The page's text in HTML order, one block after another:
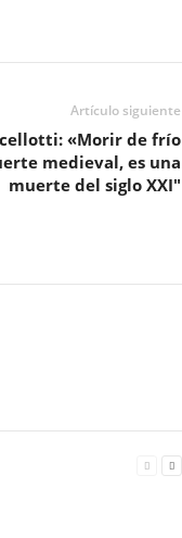
Artículo siguiente
«Morir de frío
medieval, es una
muerte del siglo XXI″